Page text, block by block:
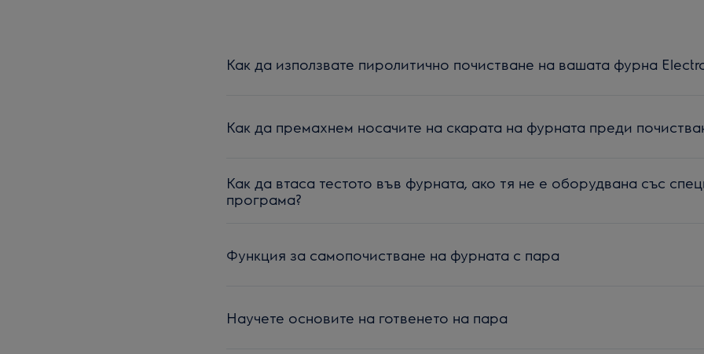
Как да използвате пиролитично почистване на вашата фурна
Как да премахнем носачите на скарата на фурната преди
Как да втаса тестото във фурната, ако тя не е оборудвана със
програма?
Функция за самопочистване на фурната с пара
Научете основите на готвенето на пара